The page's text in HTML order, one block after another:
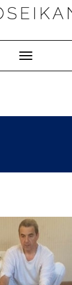
Toggle
Navigation